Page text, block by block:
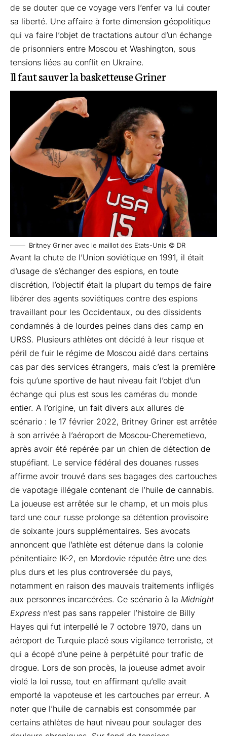
de se douter que ce voyage vers l’enfer va lui couter
sa liberté. Une affaire à forte dimension géopolitique
qui va faire l’objet de tractations autour d’un échange
de prisonniers entre Moscou et Washington, sous
tensions liées au conflit en Ukraine.
Il faut sauver la basketteuse Griner
Britney Griner avec le maillot des Etats-Unis © DR
Avant la chute de l’Union soviétique en 1991, il était
d’usage de s’échanger des espions, en toute
discrétion, l’objectif était la plupart du temps de faire
libérer des agents soviétiques contre des espions
travaillant pour les Occidentaux, ou des dissidents
condamnés à de lourdes peines dans des camp en
URSS. Plusieurs athlètes ont décidé à leur risque et
péril de fuir le régime de Moscou aidé dans certains
cas par des services étrangers, mais c’est la première
fois qu’une sportive de haut niveau fait l’objet d’un
échange qui plus est sous les caméras du monde
entier. A l’origine, un fait divers aux allures de
scénario : le 17 février 2022, Britney Griner est arrêtée
à son arrivée à l’aéroport de Moscou-Cheremetievo,
après avoir été repérée par un chien de détection de
stupéfiant. Le service fédéral des douanes russes
affirme avoir trouvé dans ses bagages des cartouches
de vapotage illégale contenant de l’huile de cannabis.
La joueuse est arrêtée sur le champ, et un mois plus
tard une cour russe prolonge sa détention provisoire
de soixante jours supplémentaires. Ses avocats
annoncent que l’athlète est détenue dans la colonie
pénitentiaire IK-2, en Mordovie réputée être une des
plus durs et les plus controversée du pays,
notamment en raison des mauvais traitements infligés
aux personnes incarcérées. Ce scénario à la Midnight
Express n’est pas sans rappeler l’histoire de Billy
Hayes qui fut interpellé le 7 octobre 1970, dans un
aéroport de Turquie placé sous vigilance terroriste, et
qui a écopé d’une peine à perpétuité pour trafic de
drogue. Lors de son procès, la joueuse admet avoir
violé la loi russe, tout en affirmant qu’elle avait
emporté la vapoteuse et les cartouches par erreur. A
noter que l’huile de cannabis est consommée par
certains athlètes de haut niveau pour soulager des